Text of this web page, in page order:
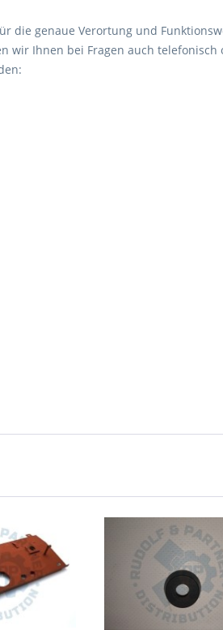
die genaue Verortung und
wir Ihnen bei Fragen auch